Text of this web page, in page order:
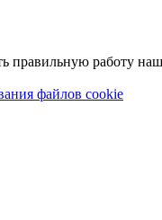
работу
файлов cookie